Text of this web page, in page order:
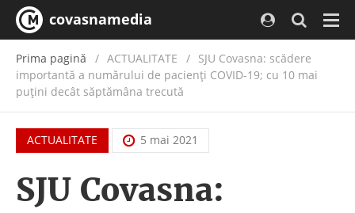
covasnamedia
Prima pagină ACTUALITATE / SJU Covasna: scădere
importantă a numărului de pacienți COVID-19; cu 10 mai
puțini decât săptămâna trecută
ACTUALITATE 5 mai 2021
SJU Covasna: